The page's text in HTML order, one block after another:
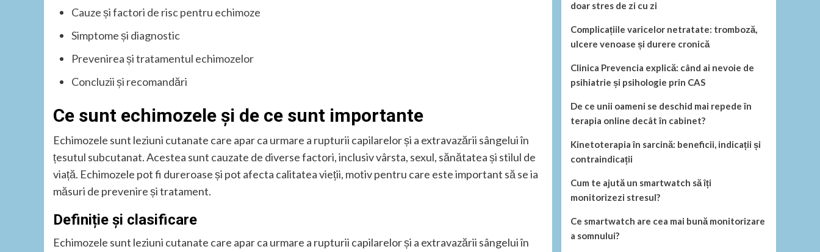
Cauze și factori de risc pentru echimoze
Simptome și diagnostic
Prevenirea și tratamentul echimozelor
Concluzii și recomandări
Ce sunt echimozele și de ce sunt importante
Echimozele sunt leziuni cutanate care apar ca urmare a rupturii capilarelor și a extravazării sângelui în
țesutul subcutanat. Acestea sunt cauzate de diverse factori, inclusiv vârsta, sexul, sănătatea și stilul de
viață. Echimozele pot fi dureroase și pot afecta calitatea vieții, motiv pentru care este important să se ia
măsuri de prevenire și tratament.
Definiție și clasificare
Echimozele sunt leziuni cutanate care apar ca urmare a rupturii capilarelor și a extravazării sângelui în
doar stres de zi cu zi
Complicațiile varicelor netratate: tromboză,
ulcere venoase și durere cronică
Clinica Prevencia explică: când ai nevoie de
psihiatrie și psihologie prin CAS
De ce unii oameni se deschid mai repede în
terapia online decât în cabinet?
Kinetoterapia în sarcină: beneficii, indicații și
contraindicații
Cum te ajută un smartwatch să îți
monitorizezi stresul?
Ce smartwatch are cea mai bună monitorizare
a somnului?